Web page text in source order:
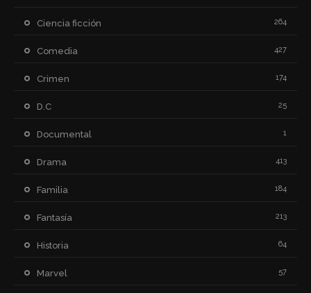
Ciencia ficción 264
Comedia 427
Crimen 174
D.C 25
Documental 1
Drama 413
Familia 184
Fantasía 213
Historia 64
Marvel 57